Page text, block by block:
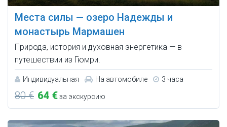
Места силы — озеро Надежды и
монастырь Мармашен
Природа, история и духовная энергетика — в
путешествии из Гюмри.
Индивидуальная На автомобиле 3 часа
80 € 64 €за экскурсию